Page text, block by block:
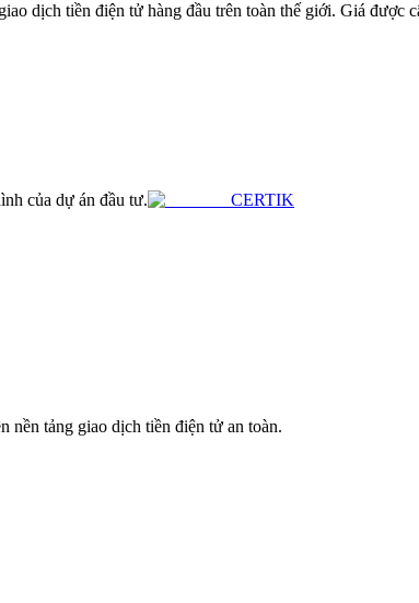
dịch tiền điện tử hàng đầu trên toàn thế giới. Giá được
của dự án đầu tư.
CERTIK
nền tảng giao dịch tiền điện tử an toàn.